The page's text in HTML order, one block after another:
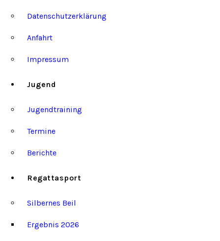
Datenschutzerklärung
Anfahrt
Impressum
Jugend
Jugendtraining
Termine
Berichte
Regattasport
Silbernes Beil
Ergebnis 2026